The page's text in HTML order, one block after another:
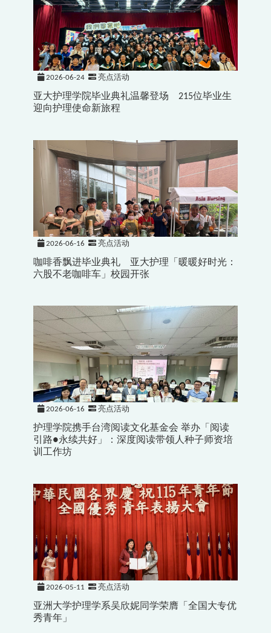
2026-06-24 亮点活动
亚大护理学院毕业典礼温馨登场 215位毕业生
迎向护理使命新旅程
2026-06-16 亮点活动
咖啡香飘进毕业典礼 亚大护理「暖暖好时光：
六股不老咖啡车」校园开张
2026-06-16 亮点活动
护理学院携手台湾阅读文化基金会 举办「阅读
引路●永续共好」：深度阅读带领人种子师资培
训工作坊
2026-05-11 亮点活动
亚洲大学护理学系吴欣妮同学荣膺「全国大专优
秀青年」